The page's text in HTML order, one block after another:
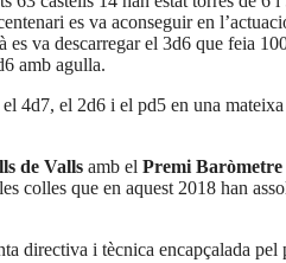
es va aconseguir en
va descarregar el 3d6 que feia
amb agulla.
4d7, el 2d6 i el pd5 en una
de Valls amb el Premi Baròmetre
colles que en aquest 2018 han
directiva i tècnica encapçalada pel